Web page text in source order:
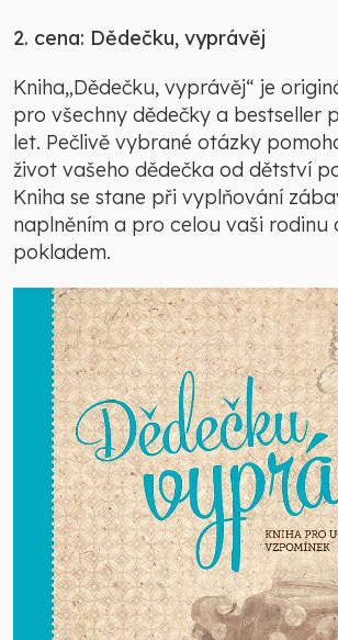
2. cena: Dědečku, vyprávěj
Kniha„Dědečku, vyprávěj“ je
pro všechny dědečky a bestseller
let. Pečlivě vybrané otázky
život vašeho dědečka od dětství
Kniha se stane při vyplňování
naplněním a pro celou vaši rodinu
pokladem.